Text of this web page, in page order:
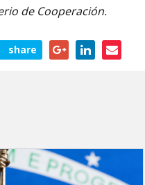
de Cooperación.
share